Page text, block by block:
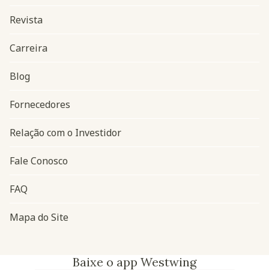
Navegação do rodapé
Revista
Carreira
Blog
Fornecedores
Relação com o Investidor
Fale Conosco
FAQ
Mapa do Site
Baixe o app Westwing